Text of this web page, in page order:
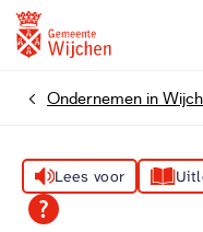
HomeOndernemen in
Lees voor